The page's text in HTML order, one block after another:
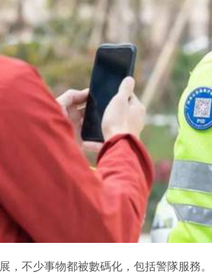
，不少事物都被數碼化，包括警隊服務